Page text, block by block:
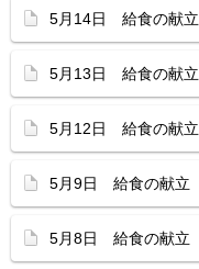
5月14日 給食の献立
5月13日 給食の献立
5月12日 給食の献立
5月9日 給食の献立
5月8日 給食の献立